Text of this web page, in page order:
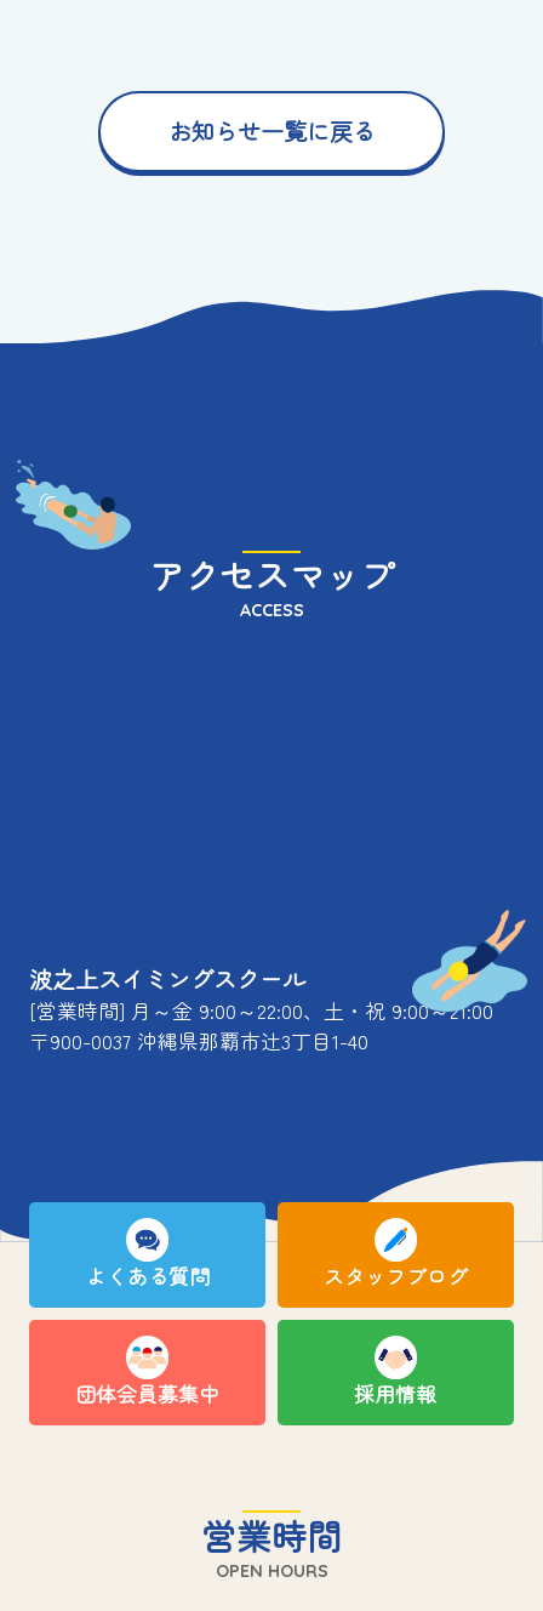
お知らせ一覧に戻る
アクセスマップ
ACCESS
波之上スイミングスクール
[営業時間] 月～金 9:00～22:00、土・祝 9:00～21:00
〒900-0037 沖縄県那覇市辻3丁目1-40
よくある質問 スタッフブログ
団体会員募集中 採用情報
営業時間
OPEN HOURS